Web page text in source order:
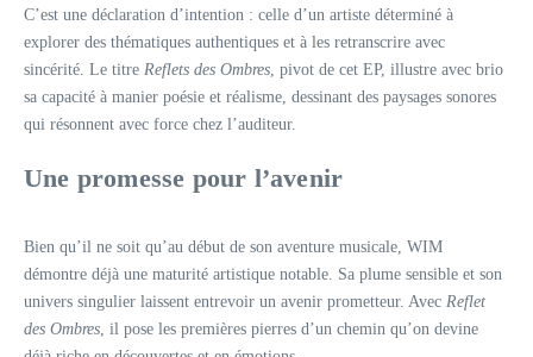
C’est une déclaration d’intention : celle d’un artiste déterminé à
explorer des thématiques authentiques et à les retranscrire avec
sincérité. Le titre Reflets des Ombres, pivot de cet EP, illustre avec brio
sa capacité à manier poésie et réalisme, dessinant des paysages sonores
qui résonnent avec force chez l’auditeur.
Une promesse pour l’avenir
Bien qu’il ne soit qu’au début de son aventure musicale, WIM
démontre déjà une maturité artistique notable. Sa plume sensible et son
univers singulier laissent entrevoir un avenir prometteur. Avec Reflet
des Ombres, il pose les premières pierres d’un chemin qu’on devine